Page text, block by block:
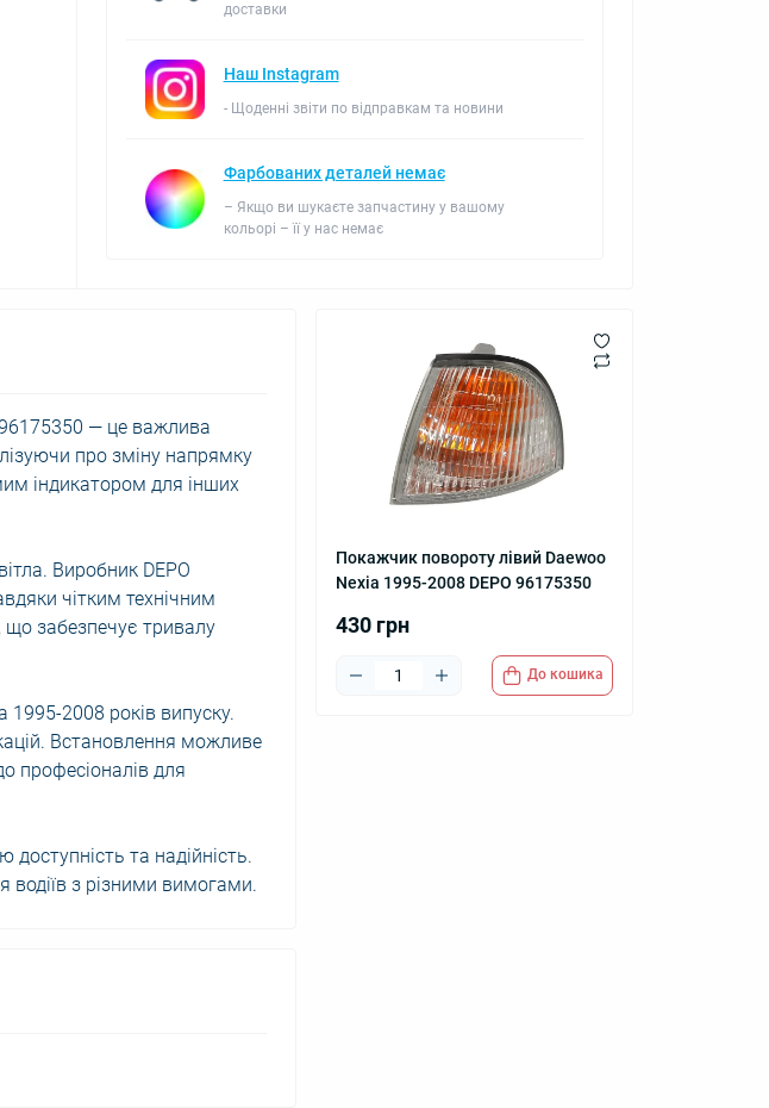
доставки
Наш Instagram
- Щоденні звіти по відправкам та новини
Фарбованих деталей немає
– Якщо ви шукаєте запчастину у вашому
кольорі – її у нас немає
Покажчик повороту лівий Daewoo
Nexia 1995-2008 DEPO 96175350
430 грн
До кошика
— це важлива
про зміну напрямку
індикатором для інших
Виробник DEPO
чітким технічним
що забезпечує тривалу
2008 років випуску.
Встановлення можливе
професіоналів для
та надійність.
з різними вимогами.